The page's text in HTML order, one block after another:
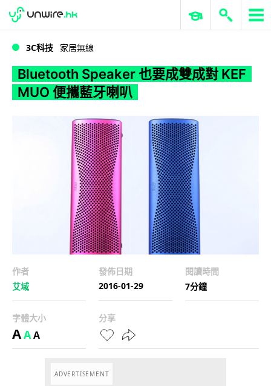
WWDC 2026 ERP 與商業 AI
3C科技 家居無線
Bluetooth Speaker 也要成雙成對 KEF
MUO 便攜藍牙喇叭
作者
艾域
發佈日期
2016-01-29
閱讀時間
7分鐘
字體大小
AAA
分享
ADVERTISEMENT